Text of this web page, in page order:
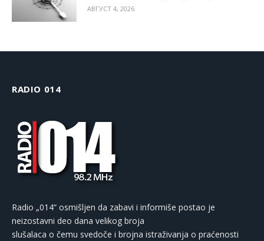
АВГУСТ 4, 2026
RADIO 014
Radio „014“ osmišljen da zabavi i informiše postao je
neizostavni deo dana velikog broja
slušalaca o čemu svedoče i brojna istraživanja o praćenosti